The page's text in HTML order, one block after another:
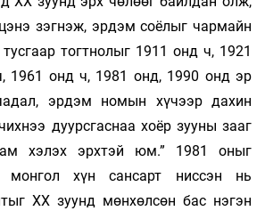
зэгнэж, эрдэм соёлыг чармайн
тогтнолыг 1911 онд ч, 1921
1961 онд ч, 1981 онд, 1990 онд эр
эрдэм номын хүчээр дахин
дуурсгаснаа хоёр зууны зааг
хэлэх эрхтэй юм.” 1981 оныг
монгол хүн сансарт ниссэн нь
ХХ зуунд мөнхөлсөн бас нэгэн